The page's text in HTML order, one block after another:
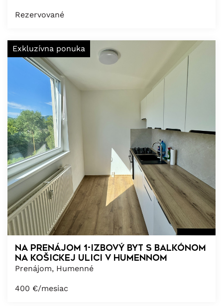
Rezervované
Exkluzívna ponuka
Na prenájom 1-izbový byt s balkónom
na Košickej ulici v Humennom
Prenájom, Humenné
400 €/mesiac